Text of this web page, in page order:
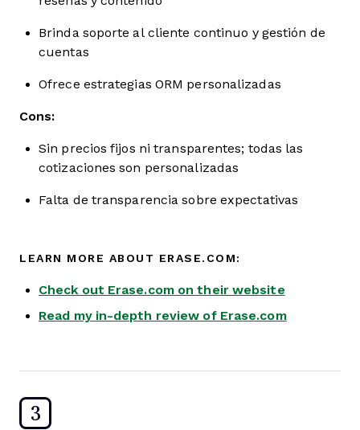
Brinda soporte al cliente continuo y gestión de
cuentas
Ofrece estrategias ORM personalizadas
Cons:
Sin precios fijos ni transparentes; todas las
cotizaciones son personalizadas
Falta de transparencia sobre expectativas
LEARN MORE ABOUT ERASE.COM:
Check out Erase.com on their website
Read my in-depth review of Erase.com
3